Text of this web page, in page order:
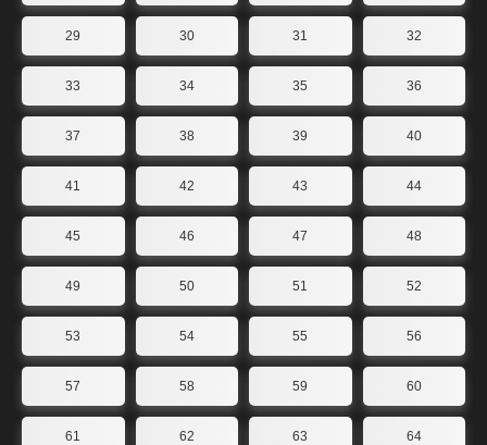
29 30 31 32
33 34 35 36
37 38 39 40
41 42 43 44
45 46 47 48
49 50 51 52
53 54 55 56
57 58 59 60
61 62 63 64